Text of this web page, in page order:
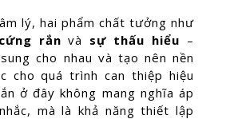
lý, hai phẩm chất tưởng như
rắn và sự thấu hiểu –
cho nhau và tạo nên nền
cho quá trình can thiệp hiệu
ở đây không mang nghĩa áp
mà là khả năng thiết lập